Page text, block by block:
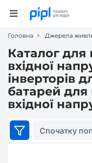
Головна Джерела
Каталог для
вхідної
інверторів
батарей для
вхідної
Спочатку